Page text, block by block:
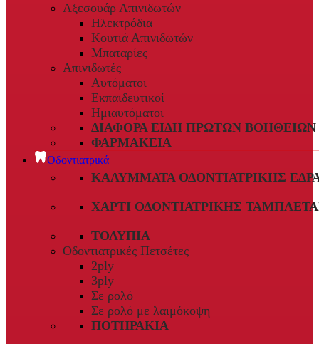
Αξεσουάρ Απινιδωτών
Ηλεκτρόδια
Κουτιά Απινιδωτών
Μπαταρίες
Απινιδωτές
Αυτόματοι
Εκπαιδευτικοί
Ημιαυτόματοι
ΔΙΆΦΟΡΑ ΕΊΔΗ ΠΡΏΤΩΝ ΒΟΗΘΕΙΏΝ
ΦΑΡΜΑΚΕΊΑ
Οδοντιατρικά
ΚΑΛΎΜΜΑΤΑ ΟΔΟΝΤΙΑΤΡΙΚΉΣ
ΧΑΡΤΊ ΟΔΟΝΤΙΑΤΡΙΚΉΣ
ΤΟΛΎΠΙΑ
Οδοντιατρικές Πετσέτες
2ply
3ply
Σε ρολό
Σε ρολό με λαιμόκοψη
ΠΟΤΗΡΆΚΙΑ